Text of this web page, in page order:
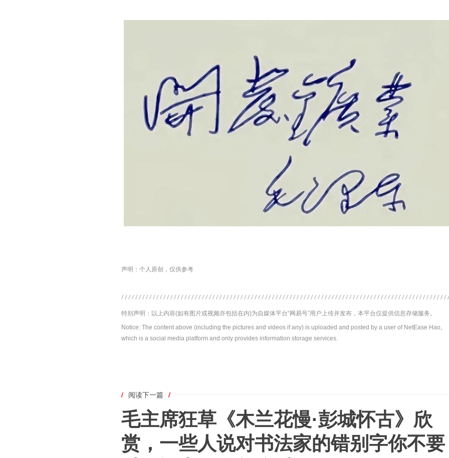
声明：个人原创，仅供参考
特别声明：以上内容(如有图片或视频亦包括在内)为自媒体平台“网易号”用户上传并发布，本平台仅提供信息存储服务。
Notice: The content above (including the pictures and videos if any) is uploaded and posted by a user of NetEase Hao,
which is a social media platform and only provides information storage services.
/ 阅读下一篇 /
毛主席狂草《木兰花慢·彭城怀古》欣
赏，一些人说对书法家的错别字你不要